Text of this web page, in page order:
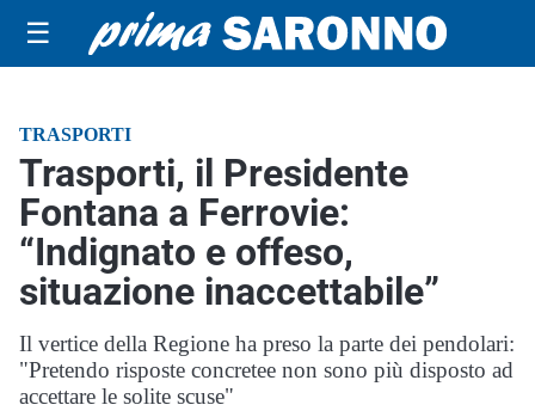
☰
TRASPORTI
Trasporti, il Presidente
Fontana a Ferrovie:
“Indignato e offeso,
situazione inaccettabile”
Il vertice della Regione ha preso la parte dei pendolari:
"Pretendo risposte concretee non sono più disposto ad
accettare le solite scuse"